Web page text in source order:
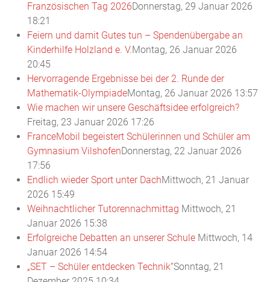
Französischen Tag 2026Donnerstag, 29 Januar 2026
18:21
Feiern und damit Gutes tun – Spendenübergabe an
Kinderhilfe Holzland e. V.Montag, 26 Januar 2026
20:45
Hervorragende Ergebnisse bei der 2. Runde der
Mathematik-OlympiadeMontag, 26 Januar 2026 13:57
Wie machen wir unsere Geschäftsidee erfolgreich?
Freitag, 23 Januar 2026 17:26
FranceMobil begeistert Schülerinnen und Schüler am
Gymnasium VilshofenDonnerstag, 22 Januar 2026
17:56
Endlich wieder Sport unter DachMittwoch, 21 Januar
2026 15:49
Weihnachtlicher Tutorennachmittag Mittwoch, 21
Januar 2026 15:38
Erfolgreiche Debatten an unserer Schule Mittwoch, 14
Januar 2026 14:54
„SET – Schüler entdecken Technik“Sonntag, 21